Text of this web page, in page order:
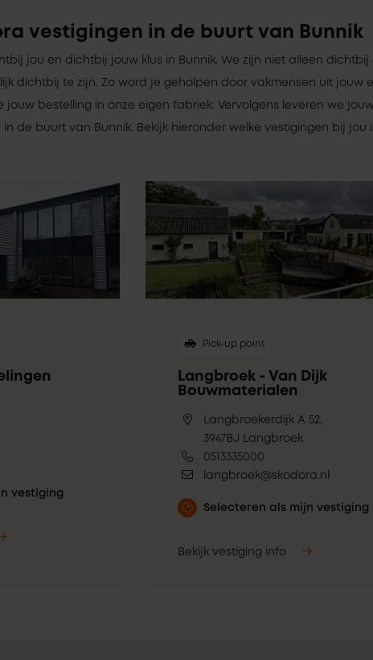
vestigingen in de buurt van Bunnik
jou en dichtbij jouw klus in Bunnik. We zijn niet alleen dichtbij
dichtbij te zijn. Zo word je geholpen door vakmensen uit jouw
bestelling in onze eigen fabriek. Vervolgens leveren we
de buurt van Bunnik. Bekijk hieronder welke vestigingen bij jou
vestiging
Pick-up point
Langbroek - Van Dijk
Bouwmaterialen
Langbroekerdijk A 52,
3947BJ Langbroek
0513335000
langbroek@skodora.nl
Selecteren als mijn vestiging
Bekijk vestiging info